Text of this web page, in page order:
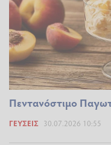
Πεντανόστιμο
ΓΕΎΣΕΙΣ 30.07.2026 10:55